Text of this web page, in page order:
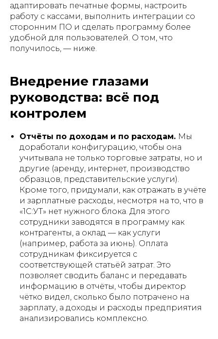
адаптировать печатные формы, настроить
работу с кассами, выполнить интеграции со
сторонним ПО и сделать программу более
удобной для пользователей. О том, что
получилось, — ниже.
Внедрение глазами
руководства: всё под
контролем
Отчёты по доходам и по расходам. Мы
доработали конфигурацию, чтобы она
учитывала не только торговые затраты, но и
другие (аренду, интернет, производство
образцов, представительские услуги).
Кроме того, придумали, как отражать в учёте
и зарплатные расходы, несмотря на то, что в
«1С:УТ» нет нужного блока. Для этого
сотрудники заводятся в программу как
контрагенты, а оклад — как услуги
(например, работа за июнь). Оплата
сотрудникам фиксируется с
соответствующей статьёй затрат. Это
позволяет сводить баланс и передавать
информацию в отчёты, чтобы директор
чётко видел, сколько было потрачено на
зарплату, а доходы и расходы предприятия
анализировались комплексно.